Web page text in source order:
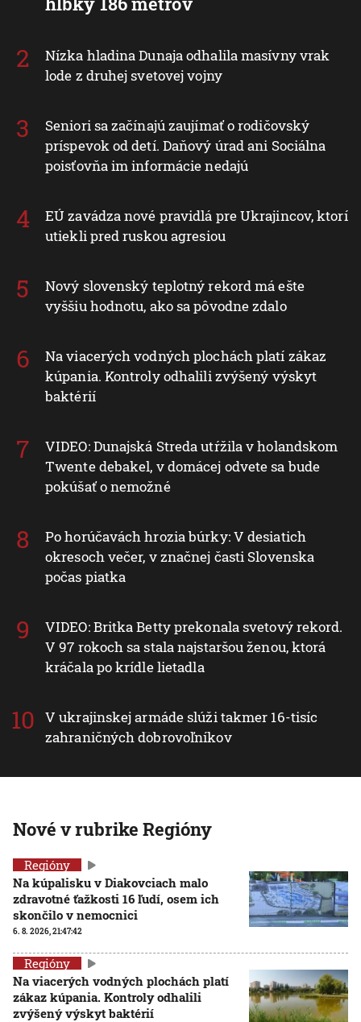
Nízka hladina Dunaja odhalila masívny vrak
lode z druhej svetovej vojny
Seniori sa začínajú zaujímať o rodičovský
príspevok od detí. Daňový úrad ani Sociálna
poisťovňa im informácie nedajú
EÚ zavádza nové pravidlá pre Ukrajincov, ktorí
utiekli pred ruskou agresiou
Nový slovenský teplotný rekord má ešte
vyššiu hodnotu, ako sa pôvodne zdalo
Na viacerých vodných plochách platí zákaz
kúpania. Kontroly odhalili zvýšený výskyt
baktérií
VIDEO: Dunajská Streda utŕžila v holandskom
Twente debakel, v domácej odvete sa bude
pokúšať o nemožné
Po horúčavách hrozia búrky: V desiatich
okresoch večer, v značnej časti Slovenska
počas piatka
VIDEO: Britka Betty prekonala svetový rekord.
V 97 rokoch sa stala najstaršou ženou, ktorá
kráčala po krídle lietadla
V ukrajinskej armáde slúži takmer 16-tisíc
zahraničných dobrovoľníkov
Nové v rubrike Regióny
Regióny
Na kúpalisku v Diakovciach malo
zdravotné ťažkosti 16 ľudí, osem ich
skončilo v nemocnici
6. 8. 2026, 21:47:42
Regióny
Na viacerých vodných plochách platí
zákaz kúpania. Kontroly odhalili
zvýšený výskyt baktérií